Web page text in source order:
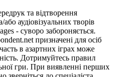
та відтворення
аудіовізуальних творів
- суворо забороняється.
призначені для осіб
в азартних іграх може
Дотримуйтесь правил
гри. При виявленні перших